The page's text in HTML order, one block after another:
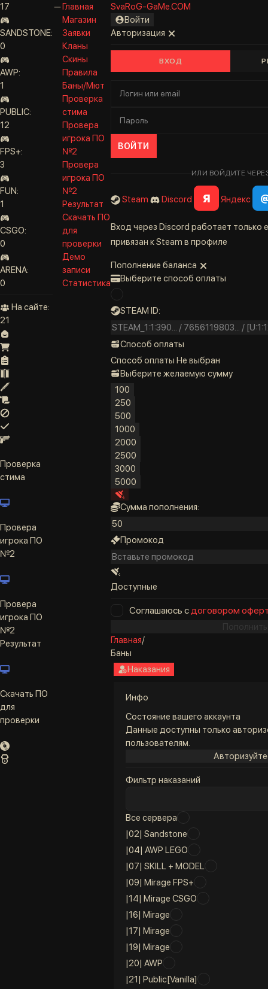
17
SANDSTONE:
0
AWP:
1
PUBLIC:
12
FPS+:
3
FUN:
1
CSGO:
0
ARENA:
0
На сайте:
21
Проверка
стима
Провера
игрока ПО
№2
Провера
игрока ПО
№2
Результат
Скачать ПО
для
проверки
Главная
Магазин
Заявки
Кланы
Скины
Правила
Баны/Мют
Проверка
стима
Провера
игрока ПО
№2
Провера
игрока ПО
№2
Результат
Скачать ПО
для
проверки
Демо
записи
Статистика
SvaRoG-GaMe.COM
Войти
Авторизация
ВХОД
ВОЙТИ
ИЛИ ВОЙДИТЕ
Steam Discord Я Яндекс
Вход через Discord работает только
привязан к Steam в профиле
Пополнение баланса
Выберите способ оплаты
STEAM ID:
Способ оплаты
Способ оплаты Не выбран
Выберите желаемую сумму
100
250
500
1000
2000
2500
3000
5000
Сумма пополнения:
Промокод
Доступные
Соглашаюсь сдоговором
Главная/
Баны
Наказания
Инфо
Состояние вашего аккаунта
Данные доступны только
пользователям.
Фильтр наказаний
Все сервера
|02| Sandstone
|04| AWP LEGO
|07| SKILL + MODEL
|09| Mirage FPS+
|14| Mirage CSGO
|16| Mirage
|17| Mirage
|19| Mirage
|20| AWP
|21| Public[Vanilla]